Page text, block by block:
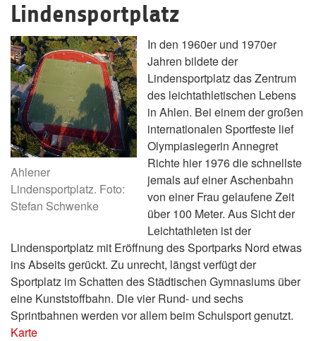
Lindensportplatz
Ahlener
Lindensportplatz. Foto:
Stefan Schwenke
In den 1960er und 1970er
Jahren bildete der
Lindensportplatz das Zentrum
des leichtathletischen Lebens
in Ahlen. Bei einem der großen
internationalen Sportfeste lief
Olympiasiegerin Annegret
Richte hier 1976 die schnellste
jemals auf einer Aschenbahn
von einer Frau gelaufene Zeit
über 100 Meter. Aus Sicht der
Leichtathleten ist der
Lindensportplatz mit Eröffnung des Sportparks Nord etwas
ins Abseits gerückt. Zu unrecht, längst verfügt der
Sportplatz im Schatten des Städtischen Gymnasiums über
eine Kunststoffbahn. Die vier Rund- und sechs
Sprintbahnen werden vor allem beim Schulsport genutzt.
Karte